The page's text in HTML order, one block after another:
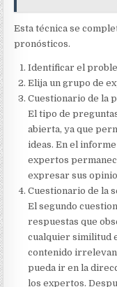
Esta técnica se
pronósticos.
Identificar el
Elija un grupo de
Cuestionario de la
El tipo de
abierta, ya que
ideas. En el
expertos
expresar sus
Cuestionario de la
El segundo
respuestas que
cualquier similitud
contenido
pueda ir en la
los expertos.